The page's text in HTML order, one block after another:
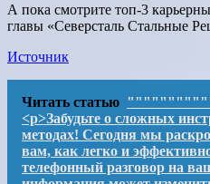
А пока смотрите топ-3
главы «Северсталь Стальные
Источник
Читать статью
<p>Забудьте о сложных
методах! Сегодня мы
вам, как легко и
телефонный разговор на